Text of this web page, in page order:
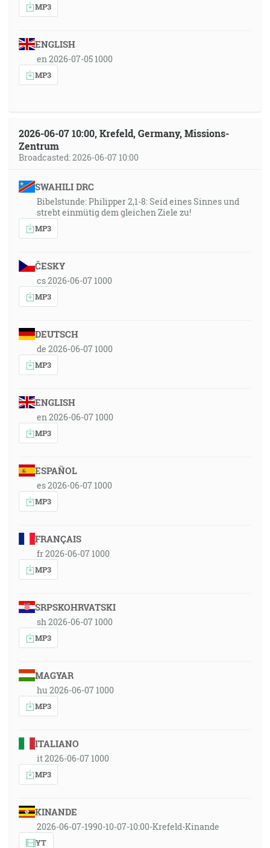
MP3
ENGLISH
en 2026-07-05 1000
MP3
2026-06-07 10:00, Krefeld, Germany, Missions-
Zentrum
Broadcasted: 2026-06-07 10:00
SWAHILI DRC
Bibelstunde: Philipper 2,1-8: Seid eines Sinnes und
strebt einmütig dem gleichen Ziele zu!
MP3
ČESKY
cs 2026-06-07 1000
MP3
DEUTSCH
de 2026-06-07 1000
MP3
ENGLISH
en 2026-06-07 1000
MP3
ESPAÑOL
es 2026-06-07 1000
MP3
FRANÇAIS
fr 2026-06-07 1000
MP3
SRPSKOHRVATSKI
sh 2026-06-07 1000
MP3
MAGYAR
hu 2026-06-07 1000
MP3
ITALIANO
it 2026-06-07 1000
MP3
KINANDE
2026-06-07-1990-10-07-10:00-Krefeld-Kinande
YT